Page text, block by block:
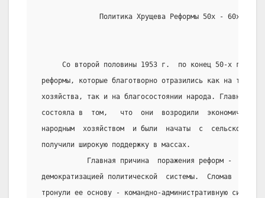
Политика Хрущева Реформы 50х - 60х
Со второй половины 1953 г.  по конец 50-х годов
реформы, которые благотворно отразились как на
хозяйства, так и на благосостоянии народа. Главная
состояла в  том,   что  они  возродили  экономические
народным  хозяйством  и были  начаты  с  сельского
получили широкую поддержку в массах.
Главная причина  поражения реформ -  они
демократизацией политической  системы.  Сломав
тронули ее основу - командно-административную